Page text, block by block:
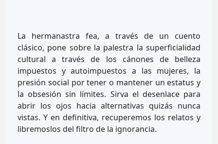
La hermanastra fea, a través de un cuento
clásico, pone sobre la palestra la superficialidad
cultural a través de los cánones de belleza
impuestos y autoimpuestos a las mujeres, la
presión social por tener o mantener un estatus y
la obsesión sin límites. Sirva el desenlace para
abrir los ojos hacia alternativas quizás nunca
vistas. Y en definitiva, recuperemos los relatos y
libremoslos del filtro de la ignorancia.